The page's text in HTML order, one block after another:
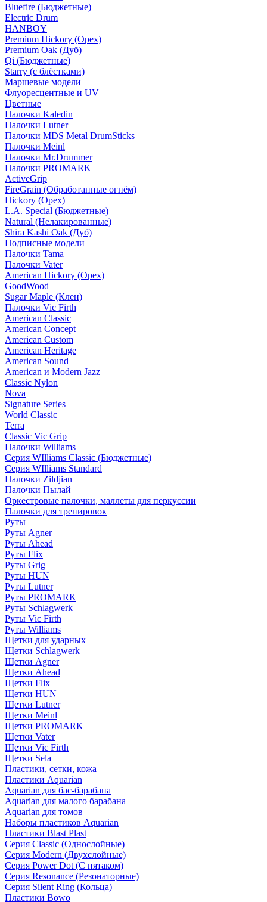
Bluefire (Бюджетные)
Electric Drum
HANBOY
Premium Hickory (Орех)
Premium Oak (Дуб)
Qi (Бюджетные)
Starry (с блёстками)
Маршевые модели
Флуоресцентные и UV
Цветные
Палочки Kaledin
Палочки Lutner
Палочки MDS Metal DrumSticks
Палочки Meinl
Палочки Mr.Drummer
Палочки PROMARK
ActiveGrip
FireGrain (Обработанные огнём)
Hickory (Орех)
L.A. Special (Бюджетные)
Natural (Нелакированные)
Shira Kashi Oak (Дуб)
Подписные модели
Палочки Tama
Палочки Vater
American Hickory (Орех)
GoodWood
Sugar Maple (Клен)
Палочки Vic Firth
American Classic
American Concept
American Custom
American Heritage
American Sound
American и Modern Jazz
Classic Nylon
Nova
Signature Series
World Classic
Terra
Classic Vic Grip
Палочки Williams
Серия WIlliams Classic (Бюджетные)
Серия WIlliams Standard
Палочки Zildjian
Палочки Пылай
Оркестровые палочки, маллеты для перкуссии
Палочки для тренировок
Руты
Руты Agner
Руты Ahead
Руты Flix
Руты Grig
Руты HUN
Руты Lutner
Руты PROMARK
Руты Schlagwerk
Руты Vic Firth
Руты Williams
Щетки для ударных
Щетки Schlagwerk
Щетки Agner
Щетки Ahead
Щетки Flix
Щетки HUN
Щетки Lutner
Щетки Meinl
Щетки PROMARK
Щетки Vater
Щетки Vic Firth
Щетки Sela
Пластики, сетки, кожа
Пластики Aquarian
Aquarian для бас-барабана
Aquarian для малого барабана
Aquarian для томов
Наборы пластиков Aquarian
Пластики Blast Plast
Серия Classic (Однослойные)
Серия Modern (Двухслойные)
Серия Power Dot (С пятаком)
Серия Resonance (Резонаторные)
Серия Silent Ring (Кольца)
Пластики Bowo